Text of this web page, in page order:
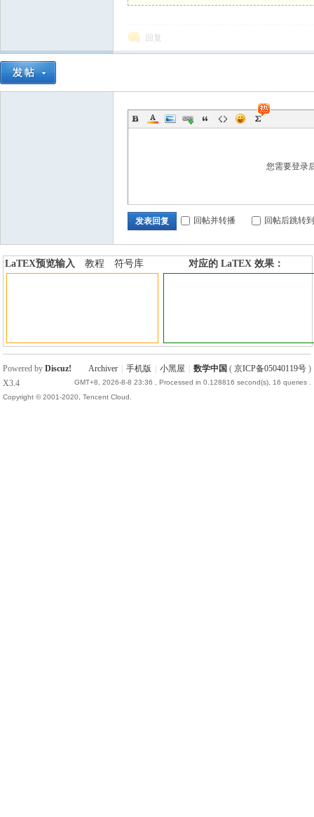
回复
您需要登录
发表回复 回帖并转播 回帖后跳转
LaTEX预览输入 教程
符号库
对应的 LaTEX 效果：
Archiver 手机版 小黑屋 数学中国 ( 京ICP备05040119号)
GMT+8, 2026-8-8 23:36 , Processed in 0.128816 second(s), 16 queries .
Powered byDiscuz!
X3.4
Copyright © 2001-2020, Tencent Cloud.